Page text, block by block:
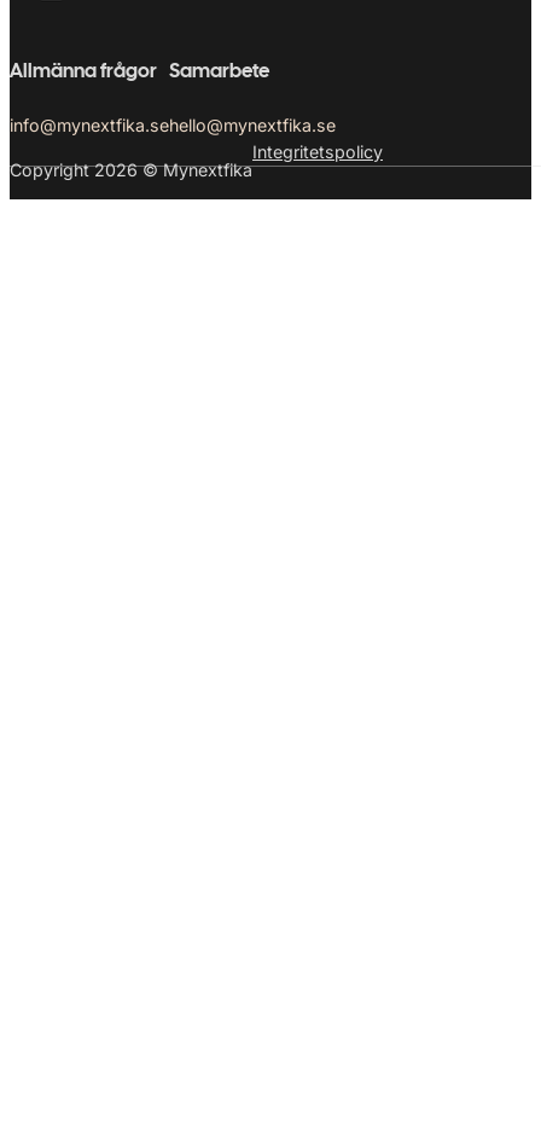
Allmänna frågor
info@mynextfika.se
Samarbete
hello@mynextfika.se
Copyright 2026 © Mynextfika
Integritetspolicy